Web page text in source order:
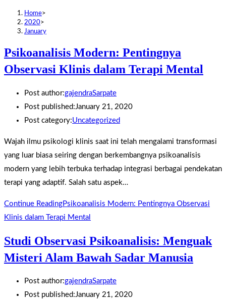
Home>
2020>
January
Psikoanalisis Modern: Pentingnya
Observasi Klinis dalam Terapi Mental
Post author:gajendraSarpate
Post published:January 21, 2020
Post category:Uncategorized
Wajah ilmu psikologi klinis saat ini telah mengalami transformasi
yang luar biasa seiring dengan berkembangnya psikoanalisis
modern yang lebih terbuka terhadap integrasi berbagai pendekatan
terapi yang adaptif. Salah satu aspek…
Continue ReadingPsikoanalisis Modern: Pentingnya Observasi
Klinis dalam Terapi Mental
Studi Observasi Psikoanalisis: Menguak
Misteri Alam Bawah Sadar Manusia
Post author:gajendraSarpate
Post published:January 21, 2020